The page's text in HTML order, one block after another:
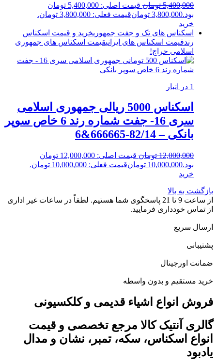
5,400,000 تومان
قیمت اصلی: 5,400,000 تومان
بود.3,800,000 تومانقیمت فعلی: 3,800,000 تومان.
خرید
اسکناس های تک و جفت جمهوریخرید و قیمت اسکناس
رندقیمت اسکناس های ایرانیقیمت اسکناس های جمهوری
اسلامی حراج!
1 در انبار
اسکناس 5000 ریالی جمهوری اسلامی
سری 16- جفت شماره رند 6 خاص سوپر
بانکی – 82/14-666665&6
12,000,000 تومان
قیمت اصلی: 12,000,000 تومان
بود.10,000,000 تومانقیمت فعلی: 10,000,000 تومان.
خرید
بازگشت به بالا
از ساعت 9 تا 21 پاسخگوی شما هستیم. لطفاً در ساعات غیر اداری
از تماس خودداری فرمایید.
ارسال سریع
پشتیبانی
ضمانت اورجینال
خرید مستقیم و بدون واسطه
فروش انواع اشیاء قدیمی و کلکسیونی
گالری آنتیک کالا مرجع تخصصی و قیمت
انواع اسکناس، سکه، تمبر، نشان و مدال
یادبود